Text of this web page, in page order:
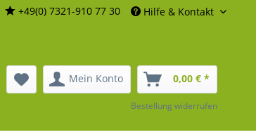
Hilfe & Kontakt
+49(0) 7321-910 77 30
Mein Konto 0,00 € *
Bestellung widerrufen